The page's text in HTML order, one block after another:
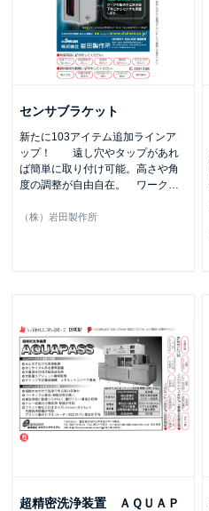
センサブラケット
新たに103アイテム追加ラインア
ップ！ 遠し穴やタップがあれ
ば簡単に取り付け可能。高さや角
度の調整が自由自在。 ワーク
（株）岩田製作所
超精密洗浄装置 ＡＱＵＡＰ